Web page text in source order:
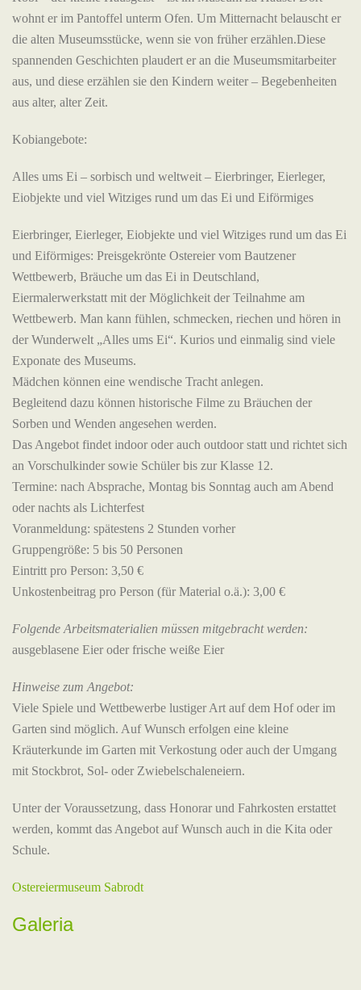
wohnt er im Pantoffel unterm Ofen. Um Mitternacht belauscht er
die alten Museumsstücke, wenn sie von früher erzählen.Diese
spannenden Geschichten plaudert er an die Museumsmitarbeiter
aus, und diese erzählen sie den Kindern weiter – Begebenheiten
aus alter, alter Zeit.
Kobiangebote:
Alles ums Ei – sorbisch und weltweit – Eierbringer, Eierleger,
Eiobjekte und viel Witziges rund um das Ei und Eiförmiges
Eierbringer, Eierleger, Eiobjekte und viel Witziges rund um das Ei
und Eiförmiges: Preisgekrönte Ostereier vom Bautzener
Wettbewerb, Bräuche um das Ei in Deutschland,
Eiermalerwerkstatt mit der Möglichkeit der Teilnahme am
Wettbewerb. Man kann fühlen, schmecken, riechen und hören in
der Wunderwelt „Alles ums Ei“. Kurios und einmalig sind viele
Exponate des Museums.
Mädchen können eine wendische Tracht anlegen.
Begleitend dazu können historische Filme zu Bräuchen der
Sorben und Wenden angesehen werden.
Das Angebot findet indoor oder auch outdoor statt und richtet sich
an Vorschulkinder sowie Schüler bis zur Klasse 12.
Termine: nach Absprache, Montag bis Sonntag auch am Abend
oder nachts als Lichterfest
Voranmeldung: spätestens 2 Stunden vorher
Gruppengröße: 5 bis 50 Personen
Eintritt pro Person: 3,50 €
Unkostenbeitrag pro Person (für Material o.ä.): 3,00 €
Folgende Arbeitsmaterialien müssen mitgebracht werden:
ausgeblasene Eier oder frische weiße Eier
Hinweise zum Angebot:
Viele Spiele und Wettbewerbe lustiger Art auf dem Hof oder im
Garten sind möglich. Auf Wunsch erfolgen eine kleine
Kräuterkunde im Garten mit Verkostung oder auch der Umgang
mit Stockbrot, Sol- oder Zwiebelschaleneiern.
Unter der Voraussetzung, dass Honorar und Fahrkosten erstattet
werden, kommt das Angebot auf Wunsch auch in die Kita oder
Schule.
Ostereiermuseum Sabrodt
Galeria